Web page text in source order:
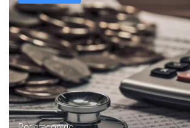
LEIA MAIS